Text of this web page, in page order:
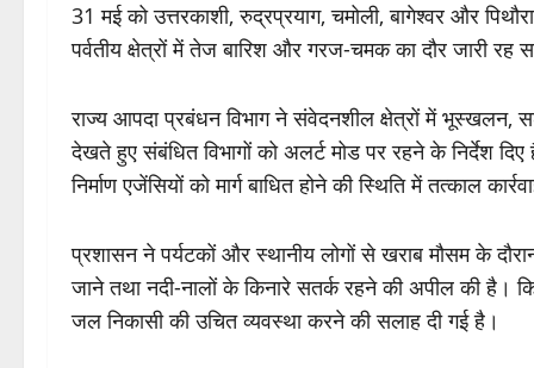
31 मई को उत्तरकाशी, रुद्रप्रयाग, चमोली, बागेश्वर और
पर्वतीय क्षेत्रों में तेज बारिश और गरज-चमक का दौर जारी
राज्य आपदा प्रबंधन विभाग ने संवेदनशील क्षेत्रों में
देखते हुए संबंधित विभागों को अलर्ट मोड पर रहने के निर्देश
निर्माण एजेंसियों को मार्ग बाधित होने की स्थिति में तत्काल
प्रशासन ने पर्यटकों और स्थानीय लोगों से खराब मौसम के
जाने तथा नदी-नालों के किनारे सतर्क रहने की अपील की है।
जल निकासी की उचित व्यवस्था करने की सलाह दी गई है।